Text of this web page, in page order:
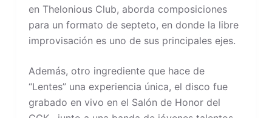
en Thelonious Club, aborda composiciones
para un formato de septeto, en donde la libre
improvisación es uno de sus principales ejes.
Además, otro ingrediente que hace de
“Lentes” una experiencia única, el disco fue
grabado en vivo en el Salón de Honor del